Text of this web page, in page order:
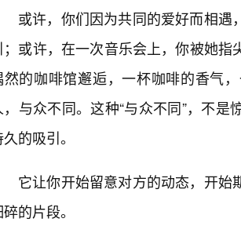
或许，你们因为共同的爱好而相
；或许，在一次音乐会上，你被她
然的咖啡馆邂逅，一杯咖啡的香气
，与众不同。这种“与众不同”，不
的吸引。
它让你开始留意对方的动态，开
的片段。